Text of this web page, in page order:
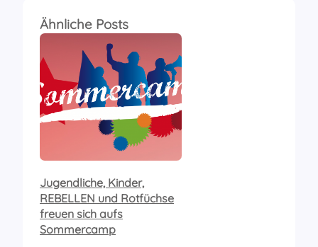
Ähnliche Posts
Jugendliche, Kinder,
REBELLEN und Rotfüchse
freuen sich aufs
Sommercamp